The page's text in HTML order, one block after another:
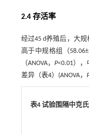
2.4 存活率
经过45 d养殖后，大规
高于中规格组（
（ANOVA， P<0.01）
差异（表4）(ANOVA，
表4 试验围隔中克